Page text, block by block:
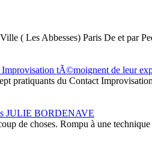
( Les Abbesses) Paris De et par
Improvisation tÃ©moignent de leur
pratiquants du Contact
JULIE BORDENAVE
de choses. Rompu à une